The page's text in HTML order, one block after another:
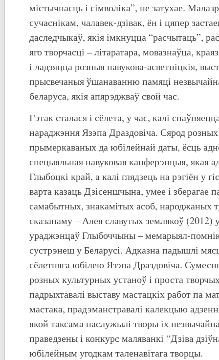
містычнасць і сімволіка”, не затухае.
сучаснікам, чалавек-дзівак, ён і цяпер
даследчыкаў, якія імкнуцца “расчытаць”,
яго творчасці – літаратара, мовазнаўца,
і ладзяцца розныя навукова-асветніцкія,
прысвечаныя ўшанаванню памяці
беларуса, якія апярэджваў свой час.
Гэтак сталася і сёлета, у час, калі
нараджэння Язэпа Драздовіча. Сярод
прымеркаваных да юбілейнай даты, ёсць
спецыяльная навуковая канферэнцыя, якая
Глыбоцкі край, а калі глядзець на рэгіён у
варта казаць Дзісеншчына, умее і зберагае
самабытных, знакамітых асоб, народжаных
сказанаму – Алея славутых землякоў (2012)
ураджэнцаў Глыбоччыны – мемарыял-
сустрэнеш у Беларусі. Адказна падышлі
сёлетняга юбілею Язэпа Драздовіча.
розных культурных устаноў і проста
падрыхтавалі выставу мастацкіх работ па
мастака, прадэманстравалі калекцыю
якой таксама паслужылі творы іх
праведзены і конкурс маляванкі “Дзіва
юбілейным угодкам таленавітага творцы.